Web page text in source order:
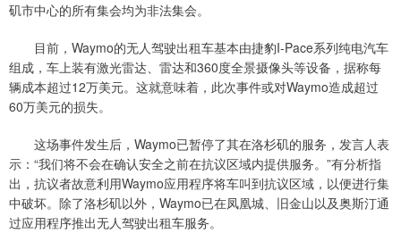
矶市中心的所有集会均为非法集会。
目前，Waymo的无人驾驶出租车基本由捷豹I-Pace系列纯电汽车
组成，车上装有激光雷达、雷达和360度全景摄像头等设备，据称每
辆成本超过12万美元。这就意味着，此次事件或对Waymo造成超过
60万美元的损失。
这场事件发生后，Waymo已暂停了其在洛杉矶的服务，发言人表
示：“我们将不会在确认安全之前在抗议区域内提供服务。”有分析指
出，抗议者故意利用Waymo应用程序将车叫到抗议区域，以便进行集
中破坏。除了洛杉矶以外，Waymo已在凤凰城、旧金山以及奥斯汀通
过应用程序推出无人驾驶出租车服务。